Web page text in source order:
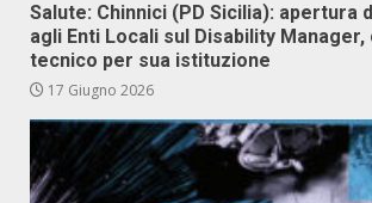
Salute: Chinnici (PD Sicilia): apertura
agli Enti Locali sul Disability
tecnico per sua istituzione
17 Giugno 2026